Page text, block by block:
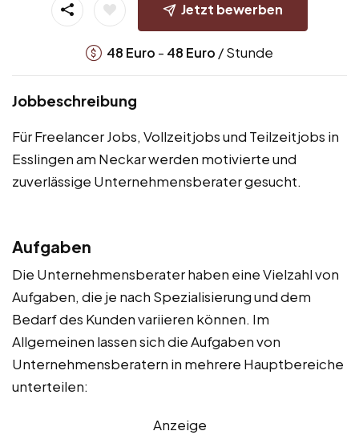
Jetzt bewerben
48 Euro - 48 Euro / Stunde
Jobbeschreibung
Für Freelancer Jobs, Vollzeitjobs und Teilzeitjobs in
Esslingen am Neckar werden motivierte und
zuverlässige Unternehmensberater gesucht.
Aufgaben
Die Unternehmensberater haben eine Vielzahl von
Aufgaben, die je nach Spezialisierung und dem
Bedarf des Kunden variieren können. Im
Allgemeinen lassen sich die Aufgaben von
Unternehmensberatern in mehrere Hauptbereiche
unterteilen:
Anzeige